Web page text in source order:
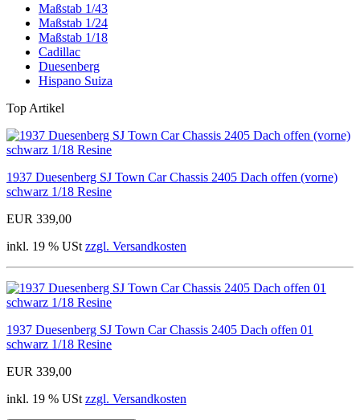
Maßstab 1/43
Maßstab 1/24
Maßstab 1/18
Cadillac
Duesenberg
Hispano Suiza
Top Artikel
1937 Duesenberg SJ Town Car Chassis 2405 Dach offen (vorne)
schwarz 1/18 Resine
EUR 339,00
inkl. 19 % USt zzgl. Versandkosten
1937 Duesenberg SJ Town Car Chassis 2405 Dach offen 01
schwarz 1/18 Resine
EUR 339,00
inkl. 19 % USt zzgl. Versandkosten